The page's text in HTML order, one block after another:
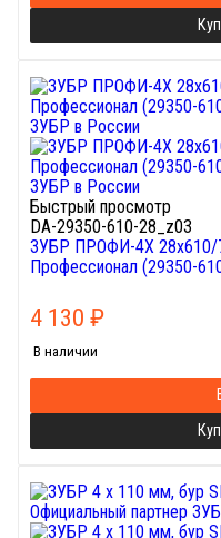
Быстрый просмотр
DA-29350-610-28_z03
ЗУБР ПРОФИ-4Х 28x610/
Профессионал (29350-
4 130 ₽
В наличии